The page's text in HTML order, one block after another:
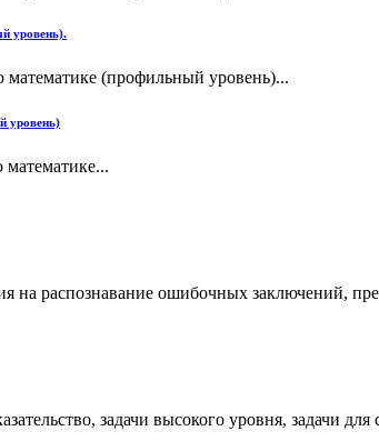
уровень).
математике (профильный уровень)...
уровень)
математике...
на распознавание ошибочных заключений,
задачи высокого уровня, задачи для